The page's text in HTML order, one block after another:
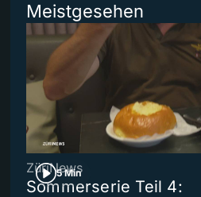
Meistgesehen
5 Min
ZüriNews
Sommerserie Teil 4: